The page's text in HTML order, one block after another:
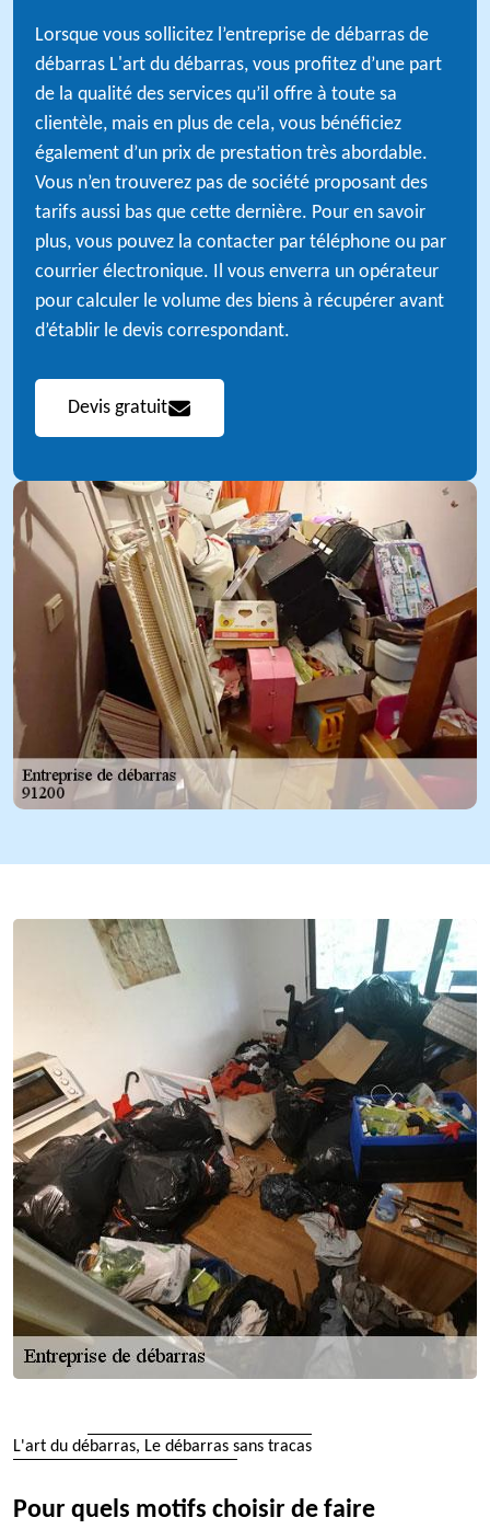
Lorsque vous sollicitez l’entreprise de débarras de
débarras L'art du débarras, vous profitez d’une part
de la qualité des services qu’il offre à toute sa
clientèle, mais en plus de cela, vous bénéficiez
également d’un prix de prestation très abordable.
Vous n’en trouverez pas de société proposant des
tarifs aussi bas que cette dernière. Pour en savoir
plus, vous pouvez la contacter par téléphone ou par
courrier électronique. Il vous enverra un opérateur
pour calculer le volume des biens à récupérer avant
d’établir le devis correspondant.
Devis gratuit
L'art du débarras, Le débarras sans tracas
Pour quels motifs choisir de faire